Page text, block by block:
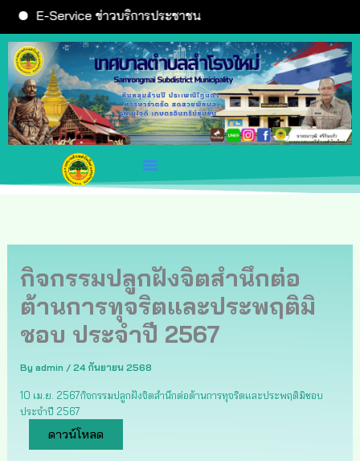
E-Service ข่าวบริการประชาชน
Skip
content
กิจกรรมปลูกฝังจิตสำนึกต่อ
ต้านการทุจริตและประพฤติมิ
ชอบ ประจำปี 2567
By admin / 24 กันยายน 2568
10 เม.ย. 2567กิจกรรมปลูกฝังจิตสำนึกต่อต้านการทุจริตและประพฤติมิชอบ
ประจำปี 2567
ดาวน์โหลด